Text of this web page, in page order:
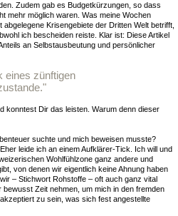
Zudem gab es Budgetkürzungen, so dass
mehr möglich waren. Was meine Wochen
Krisengebiete der Dritten Welt betrifft,
ich bescheiden reiste. Klar ist: Diese Artikel
an Selbstausbeutung und persönlicher
eines zünftigen
konntest Dir das leisten. Warum denn dieser
suchte und mich beweisen musste?
leide ich an einem Aufklärer-Tick. Ich will und
Wohlfühlzone ganz andere und
von denen wir eigentlich keine Ahnung haben
– Stichwort Rohstoffe – oft auch ganz vital
Zeit nehmen, um mich in den fremden
zu sein, was sich fest angestellte